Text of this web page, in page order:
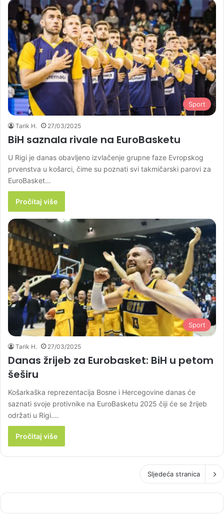
Sport
Tarik H. 27/03/2025
BiH saznala rivale na EuroBasketu
U Rigi je danas obavljeno izvlačenje grupne faze Evropskog
prvenstva u košarci, čime su poznati svi takmičarski parovi za
EuroBasket…
Pročitaj više
Sport
Tarik H. 27/03/2025
Danas žrijeb za Eurobasket: BiH u petom
šeširu
Košarkaška reprezentacija Bosne i Hercegovine danas će
saznati svoje protivnike na EuroBasketu 2025 čiji će se žrijeb
održati u Rigi.…
Pročitaj više
Sljedeća stranica